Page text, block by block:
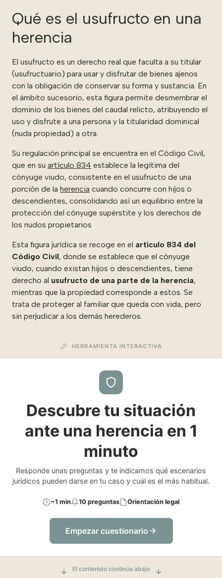
Qué es el usufructo en una
herencia
El usufructo es un derecho real que faculta a su titular
(usufructuario) para usar y disfrutar de bienes ajenos
con la obligación de conservar su forma y sustancia. En
el ámbito sucesorio, esta figura permite desmembrar el
dominio de los bienes del caudal relicto, atribuyendo el
uso y disfrute a una persona y la titularidad dominical
(nuda propiedad) a otra.
Su regulación principal se encuentra en el Código Civil,
que en su artículo 834 establece la legítima del
cónyuge viudo, consistente en el usufructo de una
porción de la herencia cuando concurre con hijos o
descendientes, consolidando así un equilibrio entre la
protección del cónyuge supérstite y los derechos de
los nudos propietarios
Esta figura jurídica se recoge en el artículo 834 del
Código Civil, donde se establece que el cónyuge
viudo, cuando existan hijos o descendientes, tiene
derecho al usufructo de una parte de la herencia,
mientras que la propiedad corresponde a estos. Se
trata de proteger al familiar que queda con vida, pero
sin perjudicar a los demás herederos.
HERRAMIENTA INTERACTIVA
Descubre tu situación
ante una herencia en 1
minuto
Responde unas preguntas y te indicamos qué escenarios
jurídicos pueden darse en tu caso y cuál es el más habitual.
~1 min 10 preguntas Orientación legal
Empezar cuestionario
El contenido continúa abajo